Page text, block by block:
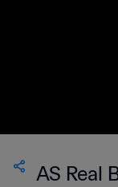
AS Real